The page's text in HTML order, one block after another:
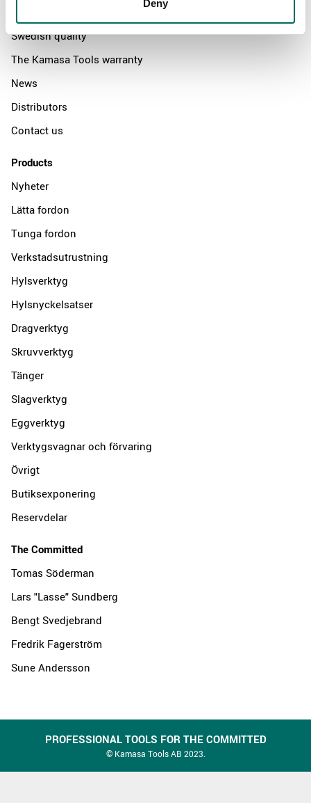
Deny
Swedish quality
The Kamasa Tools warranty
News
Distributors
Contact us
Products
Nyheter
Lätta fordon
Tunga fordon
Verkstadsutrustning
Hylsverktyg
Hylsnyckelsatser
Dragverktyg
Skruvverktyg
Tänger
Slagverktyg
Eggverktyg
Verktygsvagnar och förvaring
Övrigt
Butiksexponering
Reservdelar
The Committed
Tomas Söderman
Lars "Lasse" Sundberg
Bengt Svedjebrand
Fredrik Fagerström
Sune Andersson
PROFESSIONAL TOOLS FOR THE COMMITTED
© Kamasa Tools AB 2023.